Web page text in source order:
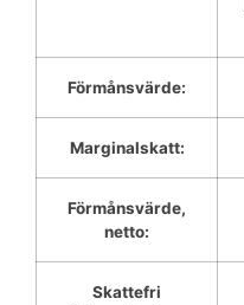
Förmånsvärde:
Marginalskatt:
Förmånsvärde,
netto:
Skattefri